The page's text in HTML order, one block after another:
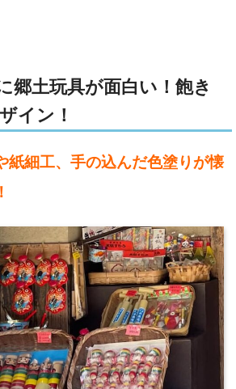
郷土玩具が面白い！飽き
イン！
紙細工、手の込んだ色塗りが懐